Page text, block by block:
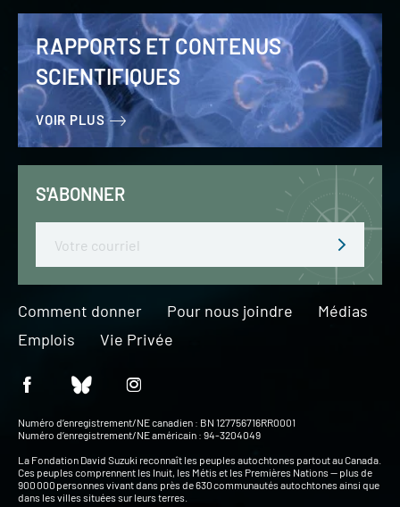
RAPPORTS ET CONTENUS
SCIENTIFIQUES
VOIR PLUS
S'ABONNER
Comment donner Pour nous joindre
Médias
Emplois
Vie Privée
Numéro d’enregistrement/NE canadien : BN 127756716RR0001
Numéro d’enregistrement/NE américain : 94-3204049
La Fondation David Suzuki reconnaît les peuples autochtones partout au Canada.
Ces peuples comprennent les Inuit, les Métis et les Premières Nations — plus de
900 000 personnes vivant dans près de 630 communautés autochtones ainsi que
dans les villes situées sur leurs terres.